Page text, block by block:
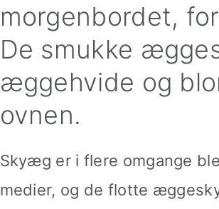
morgenbordet,
De smukke
æggehvide og
ovnen.
Skyæg er i flere omgange
medier, og de flotte